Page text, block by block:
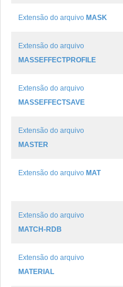
Extensão do arquivo MASK
Extensão do arquivo
MASSEFFECTPROFILE
Extensão do arquivo
MASSEFFECTSAVE
Extensão do arquivo
MASTER
Extensão do arquivo MAT
Extensão do arquivo
MATCH-RDB
Extensão do arquivo
MATERIAL